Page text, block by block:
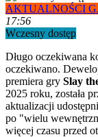
AKTUALNOŚCI
17:56
Wczesny dostęp
Długo oczekiwana
oczekiwano.
premiera gry Slay
2025 roku, została
aktualizacji
po "wielu
więcej czasu przed